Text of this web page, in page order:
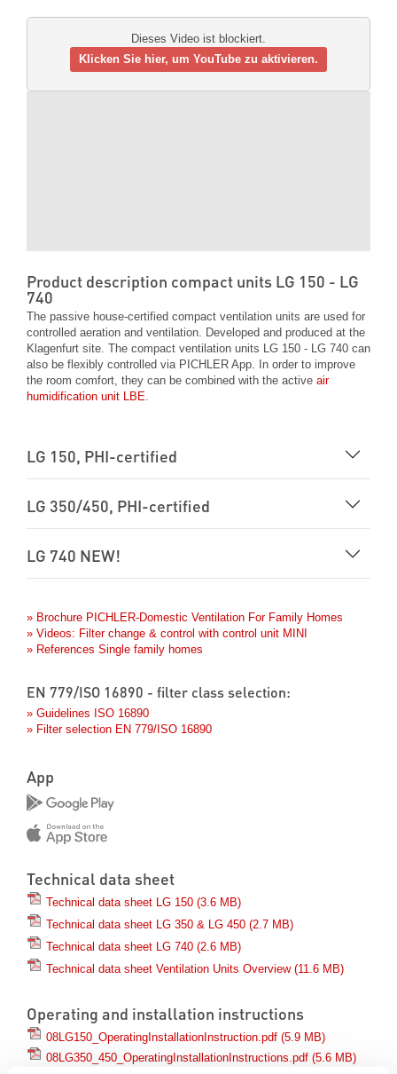
Dieses Video ist blockiert.
Klicken Sie hier, um YouTube zu aktivieren.
Product description compact units LG 150 - LG
740
The passive house-certified compact ventilation units are used for
controlled aeration and ventilation. Developed and produced at the
Klagenfurt site. The compact ventilation units LG 150 - LG 740 can
also be flexibly controlled via PICHLER App. In order to improve
the room comfort, they can be combined with the active air
humidification unit LBE.
LG 150, PHI-certified
LG 350/450, PHI-certified
LG 740 NEW!
» Brochure PICHLER-Domestic Ventilation For Family Homes
» Videos: Filter change & control with control unit MINI
» References Single family homes
EN 779/ISO 16890 - filter class selection:
» Guidelines ISO 16890
» Filter selection EN 779/ISO 16890
App
Technical data sheet
Technical data sheet LG 150 (3.6 MB)
Technical data sheet LG 350 & LG 450 (2.7 MB)
Technical data sheet LG 740 (2.6 MB)
Technical data sheet Ventilation Units Overview (11.6 MB)
Operating and installation instructions
08LG150_OperatingInstallationInstruction.pdf (5.9 MB)
08LG350_450_OperatingInstallationInstructions.pdf (5.6 MB)